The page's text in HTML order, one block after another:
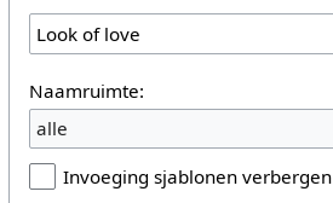
Naamruimte:
alle
Invoeging sjablonen verbergen